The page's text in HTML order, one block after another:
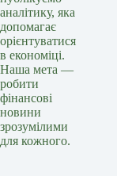
аналітику, яка
допомагає
орієнтуватися
в економіці.
Наша мета —
робити
фінансові
новини
зрозумілими
для кожного.